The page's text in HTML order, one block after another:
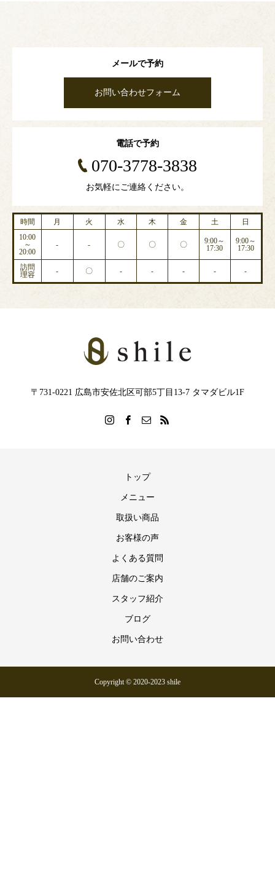
メールで予約
お問い合わせフォーム
電話で予約
070-3778-3838
お気軽にご連絡ください。
時間 月 火 水 木 金 土
日
10:00
～
20:00
- - 〇 〇 〇
9:00～
17:30
9:00～
17:30
訪問
理容
- 〇 - - - - -
〒731-0221 広島市安佐北区可部5丁目13-7 タマダビル1F
トップ
メニュー
取扱い商品
お客様の声
よくある質問
店舗のご案内
スタッフ紹介
ブログ
お問い合わせ
Copyright © 2020-2023 shile